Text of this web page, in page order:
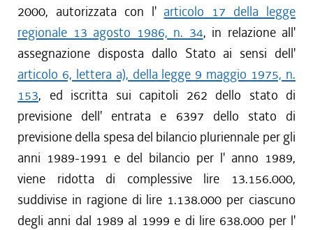
2000, autorizzata con l' articolo 17 della legge
regionale 13 agosto 1986, n. 34, in relazione all'
assegnazione disposta dallo Stato ai sensi dell'
articolo 6, lettera a), della legge 9 maggio 1975, n.
153, ed iscritta sui capitoli 262 dello stato di
previsione dell' entrata e 6397 dello stato di
previsione della spesa del bilancio pluriennale per gli
anni 1989-1991 e del bilancio per l' anno 1989,
viene ridotta di complessive lire 13.156.000,
suddivise in ragione di lire 1.138.000 per ciascuno
degli anni dal 1989 al 1999 e di lire 638.000 per l'